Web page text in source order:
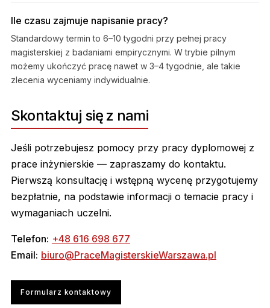
Ile czasu zajmuje napisanie pracy?
Standardowy termin to 6–10 tygodni przy pełnej pracy
magisterskiej z badaniami empirycznymi. W trybie pilnym
możemy ukończyć pracę nawet w 3–4 tygodnie, ale takie
zlecenia wyceniamy indywidualnie.
Skontaktuj się z nami
Jeśli potrzebujesz pomocy przy pracy dyplomowej z
prace inżynierskie — zapraszamy do kontaktu.
Pierwszą konsultację i wstępną wycenę przygotujemy
bezpłatnie, na podstawie informacji o temacie pracy i
wymaganiach uczelni.
Telefon: +48 616 698 677
Email: biuro@PraceMagisterskieWarszawa.pl
Formularz kontaktowy